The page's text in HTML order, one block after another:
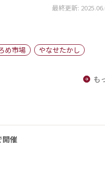
最終更新:
め市場
やなせたかし
も
開催